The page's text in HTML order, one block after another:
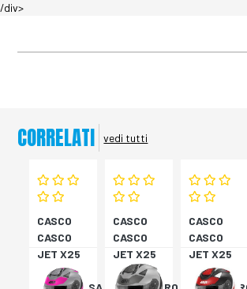
/div>
CORRELATI vedi tutti
CASCO
CASCO
JET X25
TARGET
CASCO
CASCO
JET X25
TARGET
CASCO
CASCO
JET X25
TARGET